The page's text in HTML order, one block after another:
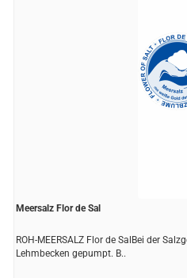
Meersalz Flor de Sal
ROH-MEERSALZ Flor de SalBei der
Lehmbecken gepumpt. B..